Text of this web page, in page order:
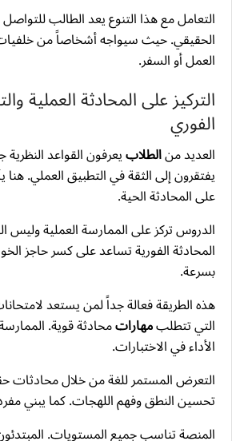
التعامل مع هذا التنوع يعد الطالب
الحقيقي. حيث سيواجه أشخاصاً من
العمل أو السفر.
التركيز على المحادثة العملية
الفوري
العديد منالطلابيعرفون القواعد النظرية
يفتقرون إلى الثقة في التطبيق العملي. هنا
على المحادثة الحية.
الدروس تركز على الممارسة العملية وليس
المحادثة الفورية تساعد على كسر حاجز
بسرعة.
التي تتطلبمهاراتمحادثة قوية.
الأداء في الاختبارات.
التعرض المستمر للغة من خلال محادثات
تحسين النطق وفهم اللهجات. كما يبني
المنصة تناسب جميع المستويات.